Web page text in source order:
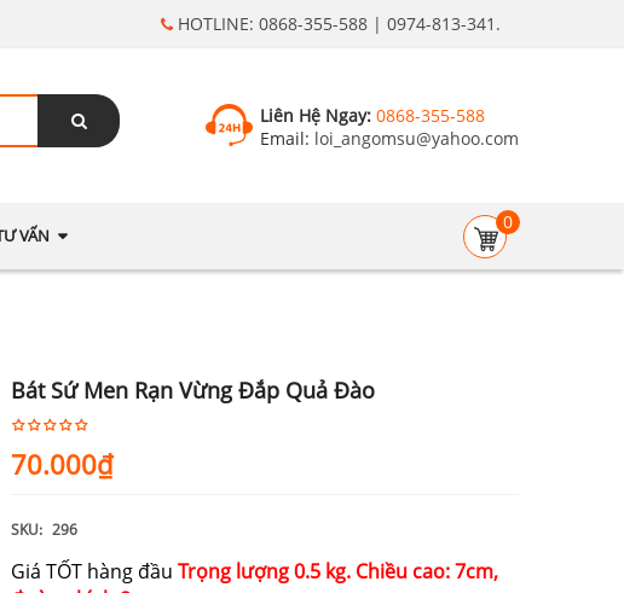
HOTLINE: 0868-355-588 | 0974-813-341.
Liên Hệ Ngay: 0868-355-588
Email: loi_angomsu@yahoo.com
VẤN
0
Bát Sứ Men Rạn Vừng Đắp Quả Đào
70.000₫
SKU: 296
Giá TỐT hàng đầu Trọng lượng 0.5 kg. Chiều cao: 7cm,